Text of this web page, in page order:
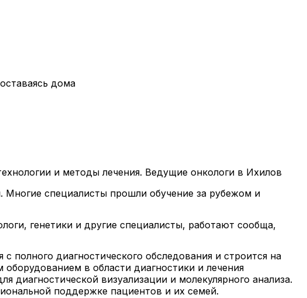
дома
и методы лечения. Ведущие онкологи в Ихилов
специалисты прошли обучение за рубежом и
генетики и другие специалисты, работают сообща,
полного диагностического обследования и строится на
в области диагностики и лечения
диагностической визуализации и молекулярного анализа.
поддержке пациентов и их семей.